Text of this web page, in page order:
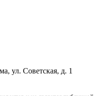
ул. Советская, д. 1